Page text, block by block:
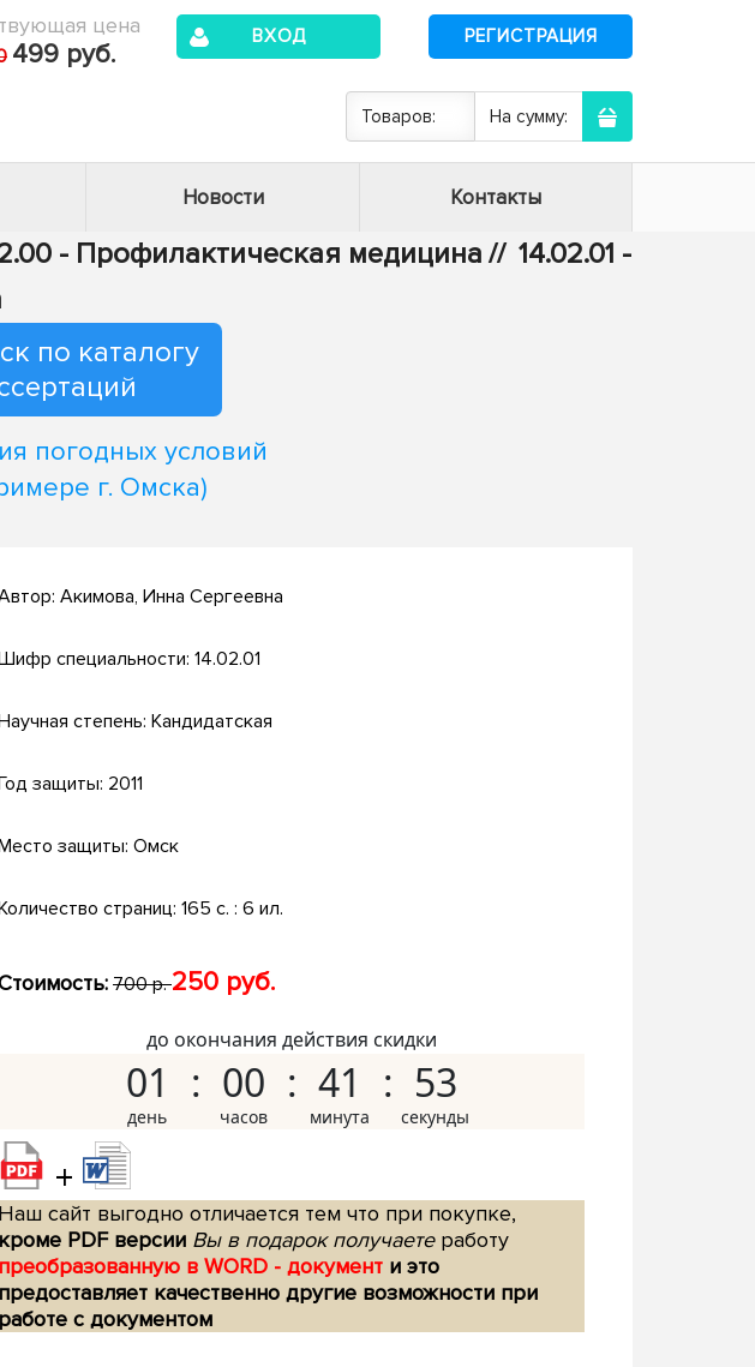
цена
499 руб.
ВХОД РЕГИСТРАЦИЯ
Товаров: На сумму:
Новости Контакты
- Профилактическая медицина // 14.02.01 -
по каталогу
погодных условий
г. Омска)
Акимова, Инна Сергеевна
специальности: 14.02.01
степень: Кандидатская
защиты: 2011
защиты: Омск
страниц: 165 с. : 6 ил.
700 р.250 руб.
до окончания действия скидки
01 00 41 52
+
Наш сайт выгодно отличается тем что при покупке,
кроме PDF версии Вы в подарок получаетеработу
преобразованную в WORD - документ и это
предоставляет качественно другие возможности при
работе с документом